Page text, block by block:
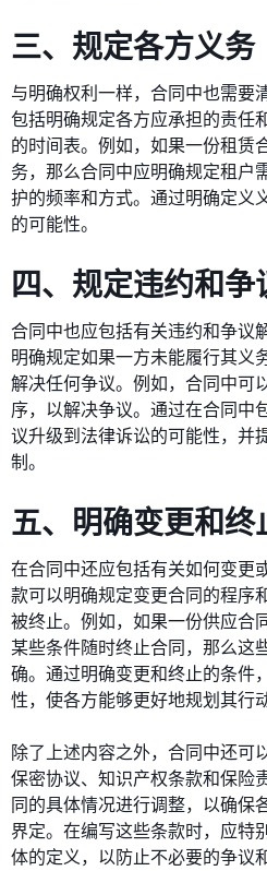
三、规定各方义务
与明确权利一样，合同中也需要
包括明确规定各方应承担的责任
的时间表。例如，如果一份租赁
务，那么合同中应明确规定租户
护的频率和方式。通过明确定义
的可能性。
四、规定违约和
合同中也应包括有关违约和争议
明确规定如果一方未能履行其义
解决任何争议。例如，合同中可
序，以解决争议。通过在合同中
议升级到法律诉讼的可能性，并
制。
五、明确变更和终
在合同中还应包括有关如何变更
款可以明确规定变更合同的程序
被终止。例如，如果一份供应合
某些条件随时终止合同，那么这
确。通过明确变更和终止的条件
性，使各方能够更好地规划其行动
除了上述内容之外，合同中还可
保密协议、知识产权条款和保险
同的具体情况进行调整，以确保
界定。在编写这些条款时，应特
体的定义，以防止不必要的争议